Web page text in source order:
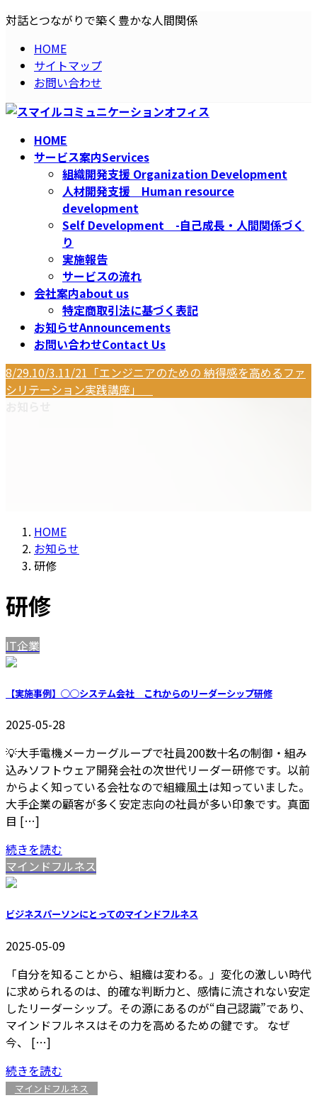
コ
へ
ナ
ョ
対話とつながりで築く豊かな人間関係
HOME
サイトマップ
お問い合わせ
HOME
サービス案内Services
組織開発支援 Organization Development
人材開発支援 Human resource
development
Self Development -自己成長・人間関係づく
り
実施報告
サービスの流れ
会社案内about us
特定商取引法に基づく表記
お知らせAnnouncements
お問い合わせContact Us
8/29.10/3.11/21「エンジニアのための 納得感を高めるファ
シリテーション実践講座」
HOME
お知らせ
研修
研修
IT企業
【実施事例】○○システム会社 これからのリーダーシップ研修
2025-05-28
💡大手電機メーカーグループで社員200数十名の制御・組み
込みソフトウェア開発会社の次世代リーダー研修です。以前
からよく知っている会社なので組織風土は知っていました。
大手企業の顧客が多く安定志向の社員が多い印象です。真面
目 […]
続きを読む
マインドフルネス
ビジネスパーソンにとってのマインドフルネス
2025-05-09
「自分を知ることから、組織は変わる。」変化の激しい時代
に求められるのは、的確な判断力と、感情に流されない安定
したリーダーシップ。その源にあるのが“自己認識”であり、
マインドフルネスはその力を高めるための鍵です。 なぜ
今、 […]
続きを読む
マインドフルネス